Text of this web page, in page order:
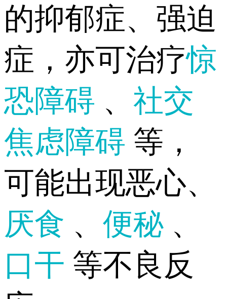
的抑郁症、强迫
症，亦可治疗惊
恐障碍 、 社交
焦虑障碍 等，
可能出现恶心、
厌食 、 便秘 、
口干 等不良反